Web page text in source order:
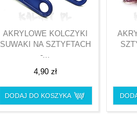
AKRYLOWE KOLCZYKI
SUWAKI NA SZTYFTACH
-...
4,90 zł
DODAJ DO KOSZYKA